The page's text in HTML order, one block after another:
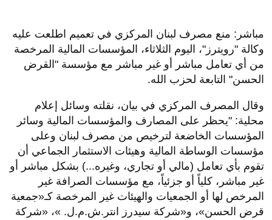
مباشر: منع مصرف لبنان المركزي في تعميم اطلعت عليه
وكالة "رويترز"، اليوم الثلاثاء، المؤسسات المالية المرخصة
من أي تعامل مباشر أو غير مباشر مع مؤسسة "القرض
الحسن" التابعة لحزب الله.
وقال المصرف المركزي في بيان، نقلته وسائل إعلام
محلية: "يحظر على المصارف والمؤسسات المالية وسائر
المؤسسات الخاضعة لترخيص من مصرف لبنان وعلى
مؤسسات الوساطة المالية وهيئات الاستثمار الجماعي أن
تقوم بأي تعامل (مالي أو تجاري، وغيره...) بشكل مباشر أو
غير مباشر، كلياً أو جزئياً، مع مؤسسات الصرافة غير
المرخص لها أو الجمعيات والهيئات غير المرخصة كـ«جمعية
قرض الحسن»، و«شركة سيدرز انتر.ش.م.ل. »، «شركة